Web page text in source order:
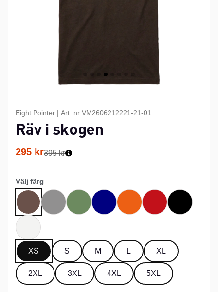
Eight Pointer | Art. nr VM2606212221-21-01
Räv i skogen
295 kr395 kr
Välj färg
Brun
Grå Grön MarinblåOrangeRöd Svart
Vit
XS S M L XL
2XL 3XL 4XL 5XL